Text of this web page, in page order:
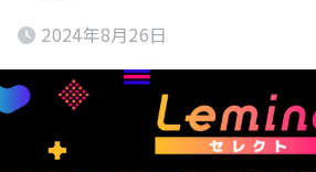
2024年8月26日